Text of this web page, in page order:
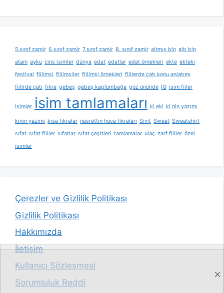
5.sınıf zamir 6.sınıf zamir 7.sınıf zamir 8. sınıf zamir altmış bin altı bin
atam ayku cins isimler dünya edat edatlar edat örnekleri ekte ekteki
festival fiilimsi fiilimsiler fiilimsi örnekleri fiillerde çatı konu anlatımı
fiillrde çatı fıkra gebeş gebeş kaplumbağa göz önünde IQ isim fiiler
isimler isim tamlamaları ki eki ki nin yazımı
kinin yazımı kısa fıkralar nasrettin hoca fıkraları Sivit Sweat Sweatshirt
sıfat sıfat fiiller sıfatlar sıfat çeşitleri tamlamalar ulaç zarf fiiller özel
isimler
Çerezler ve Gizlilik Politikası
Gizlilik Politikası
Hakkımızda
İletişim
Kullanıcı Sözleşmesi
Sorumluluk Reddi